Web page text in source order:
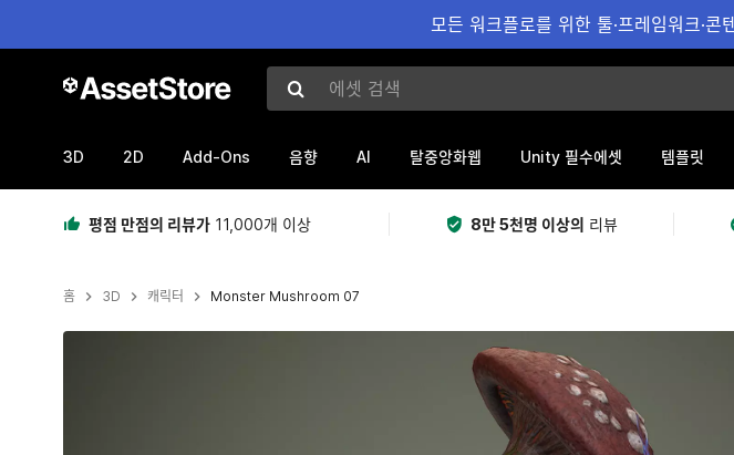
모든 워크플로를 위한 툴·프레임워크·
에셋 검색
3D 2D Add-Ons 음향 AI 탈중앙화웹 Unity 필수에셋 템플릿
평점 만점의 리뷰가 11,000개 이상 8만 5천명 이상의 리뷰
홈 3D 캐릭터 Monster Mushroom 07